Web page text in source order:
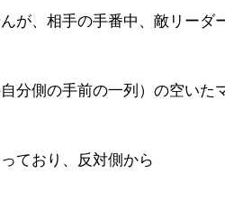
が、相手の手番中、敵リーダ
分側の手前の一列）の空いた
ており、反対側から